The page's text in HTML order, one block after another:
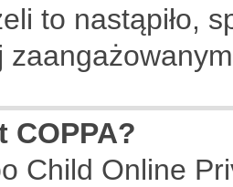
to nastąpiło,
COPPA?
Child Online